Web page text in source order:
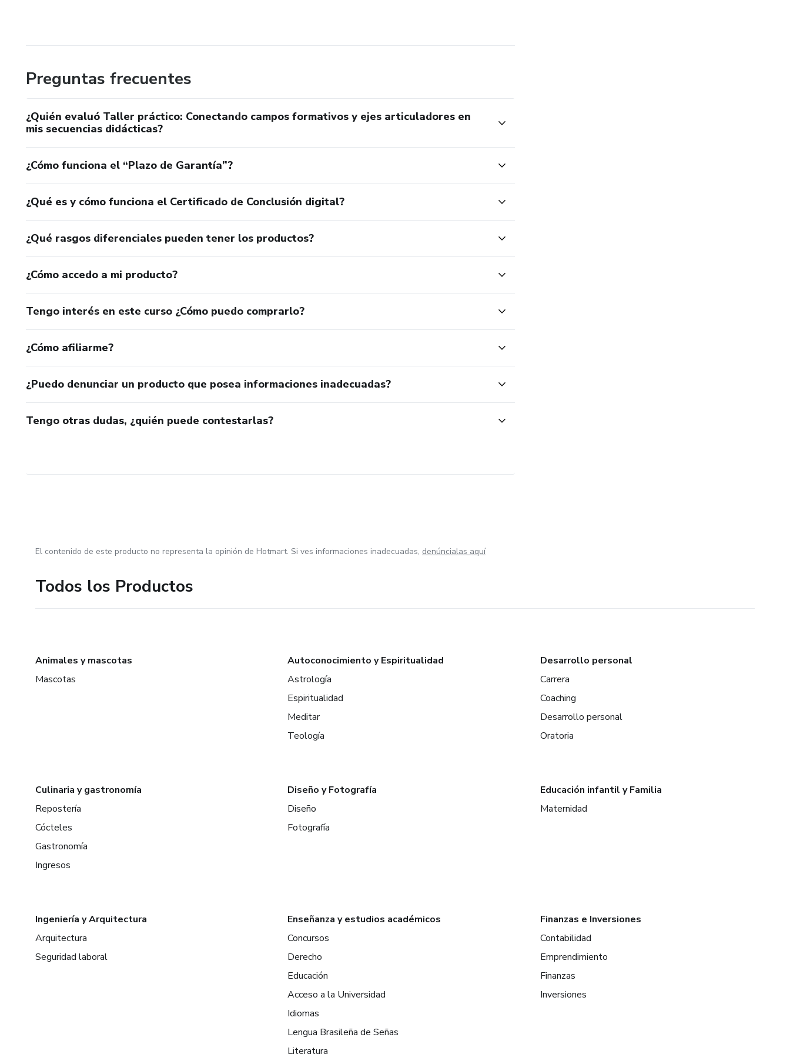
Preguntas frecuentes
¿Quién evaluó Taller práctico: Conectando campos formativos y ejes articuladores en
mis secuencias didácticas?
¿Cómo funciona el “Plazo de Garantía”?
¿Qué es y cómo funciona el Certificado de Conclusión digital?
¿Qué rasgos diferenciales pueden tener los productos?
¿Cómo accedo a mi producto?
Tengo interés en este curso ¿Cómo puedo comprarlo?
¿Cómo afiliarme?
¿Puedo denunciar un producto que posea informaciones inadecuadas?
Tengo otras dudas, ¿quién puede contestarlas?
El contenido de este producto no representa la opinión de Hotmart. Si ves informaciones inadecuadas, denúncialas aquí
Todos los Productos
Animales y mascotas
Mascotas
Autoconocimiento y Espiritualidad
Astrología
Espiritualidad
Meditar
Teología
Desarrollo personal
Carrera
Coaching
Desarrollo personal
Oratoria
Culinaria y gastronomía
Repostería
Cócteles
Gastronomía
Ingresos
Diseño y Fotografía
Diseño
Fotografía
Educación infantil y Familia
Maternidad
Ingeniería y Arquitectura
Arquitectura
Seguridad laboral
Enseñanza y estudios académicos
Concursos
Derecho
Educación
Acceso a la Universidad
Idiomas
Lengua Brasileña de Señas
Literatura
Finanzas e Inversiones
Contabilidad
Emprendimiento
Finanzas
Inversiones